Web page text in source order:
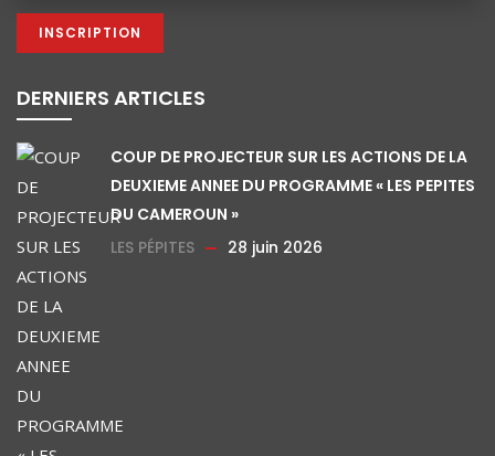
DERNIERS ARTICLES
COUP DE PROJECTEUR SUR LES ACTIONS DE LA
DEUXIEME ANNEE DU PROGRAMME « LES PEPITES
DU CAMEROUN »
LES PÉPITES
28 juin 2026